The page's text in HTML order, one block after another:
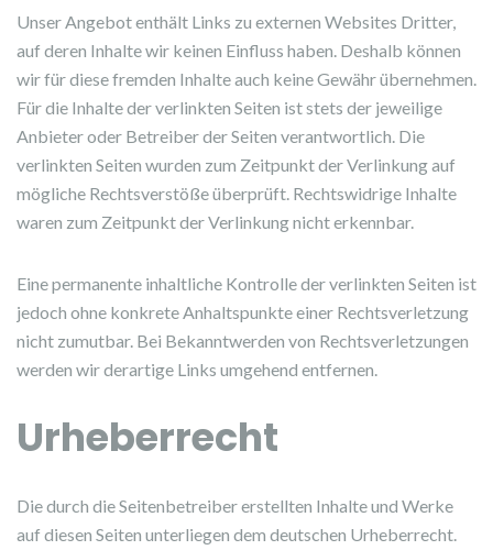
Unser Angebot enthält Links zu externen Websites Dritter,
auf deren Inhalte wir keinen Einfluss haben. Deshalb können
wir für diese fremden Inhalte auch keine Gewähr übernehmen.
Für die Inhalte der verlinkten Seiten ist stets der jeweilige
Anbieter oder Betreiber der Seiten verantwortlich. Die
verlinkten Seiten wurden zum Zeitpunkt der Verlinkung auf
mögliche Rechtsverstöße überprüft. Rechtswidrige Inhalte
waren zum Zeitpunkt der Verlinkung nicht erkennbar.
Eine permanente inhaltliche Kontrolle der verlinkten Seiten ist
jedoch ohne konkrete Anhaltspunkte einer Rechtsverletzung
nicht zumutbar. Bei Bekanntwerden von Rechtsverletzungen
werden wir derartige Links umgehend entfernen.
Urheberrecht
Die durch die Seitenbetreiber erstellten Inhalte und Werke
auf diesen Seiten unterliegen dem deutschen Urheberrecht.